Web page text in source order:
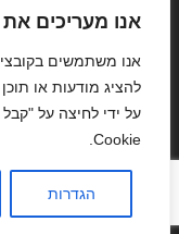
אנו מעריכים
להציג מודעות או
על ידי לחיצה על
Cookie.
הגדרות
נדל"ן: זכויות,
עקרונות ניהול
צילום אדריכלי
שיווק נדלן
שיטות בניה:
תוכן שיווקי
כל הזכויות